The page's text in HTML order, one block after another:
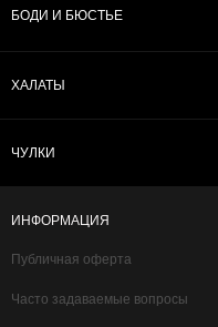
ИНФОРМАЦИЯ
БОДИ И БЮСТЬЕ
ЧУЛКИ
ХАЛАТЫ
Публичная оферта
Часто задаваемые вопросы